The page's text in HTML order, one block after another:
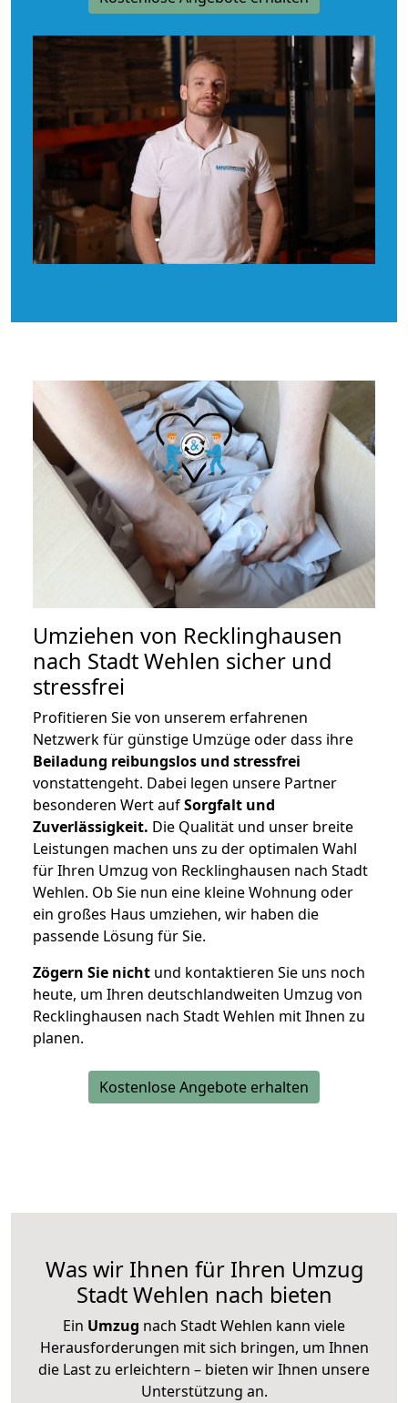
Umziehen von Recklinghausen
nach Stadt Wehlen sicher und
stressfrei
Profitieren Sie von unserem erfahrenen
Netzwerk für günstige Umzüge oder dass ihre
Beiladung reibungslos und stressfrei
vonstattengeht. Dabei legen unsere Partner
besonderen Wert aufSorgfalt und
Zuverlässigkeit. Die Qualität und unser breite
Leistungen machen uns zu der optimalen Wahl
für Ihren Umzug von Recklinghausen nach Stadt
Wehlen. Ob Sie nun eine kleine Wohnung oder
ein großes Haus umziehen, wir haben die
passende Lösung für Sie.
Zögern Sie nicht und kontaktieren Sie uns noch
heute, um Ihren deutschlandweiten Umzug von
Recklinghausen nach Stadt Wehlen mit Ihnen zu
planen.
Kostenlose Angebote erhalten
Was wir Ihnen für Ihren Umzug
Stadt Wehlen nach bieten
Ein Umzug nach Stadt Wehlen kann viele
Herausforderungen mit sich bringen, um Ihnen
die Last zu erleichtern – bieten wir Ihnen unsere
Unterstützung an.